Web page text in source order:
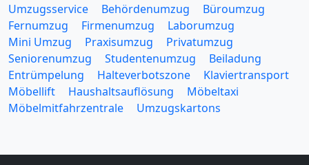
Umzugsservice Behördenumzug
Büroumzug
Fernumzug
Firmenumzug
Laborumzug
Mini Umzug
Praxisumzug
Privatumzug
Seniorenumzug
Studentenumzug
Beiladung
Entrümpelung
Halteverbotszone
Klaviertransport
Möbellift
Haushaltsauflösung
Möbeltaxi
Möbelmitfahrzentrale
Umzugskartons